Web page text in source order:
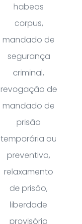
habeas
corpus,
mandado de
segurança
criminal,
revogação de
mandado de
prisão
temporária ou
preventiva,
relaxamento
de prisão,
liberdade
provisória